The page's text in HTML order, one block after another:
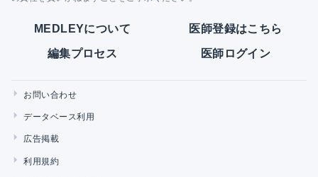
MEDLEYについて 医師登録はこちら
編集プロセス 医師ログイン
お問い合わせ
データベース利用
広告掲載
利用規約